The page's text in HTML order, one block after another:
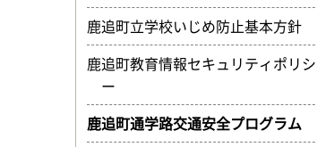
鹿追町立学校いじめ防止基本方針
鹿追町教育情報セキュリティポリシ
ー
鹿追町通学路交通安全プログラム